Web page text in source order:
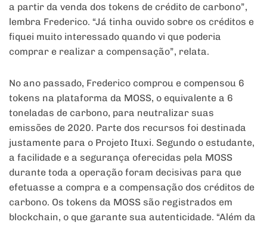
a partir da venda dos tokens de crédito de carbono”,
lembra Frederico. “Já tinha ouvido sobre os créditos e
fiquei muito interessado quando vi que poderia
comprar e realizar a compensação”, relata.
No ano passado, Frederico comprou e compensou 6
tokens na plataforma da MOSS, o equivalente a 6
toneladas de carbono, para neutralizar suas
emissões de 2020. Parte dos recursos foi destinada
justamente para o Projeto Ituxi. Segundo o estudante,
a facilidade e a segurança oferecidas pela MOSS
durante toda a operação foram decisivas para que
efetuasse a compra e a compensação dos créditos de
carbono. Os tokens da MOSS são registrados em
blockchain, o que garante sua autenticidade. “Além da